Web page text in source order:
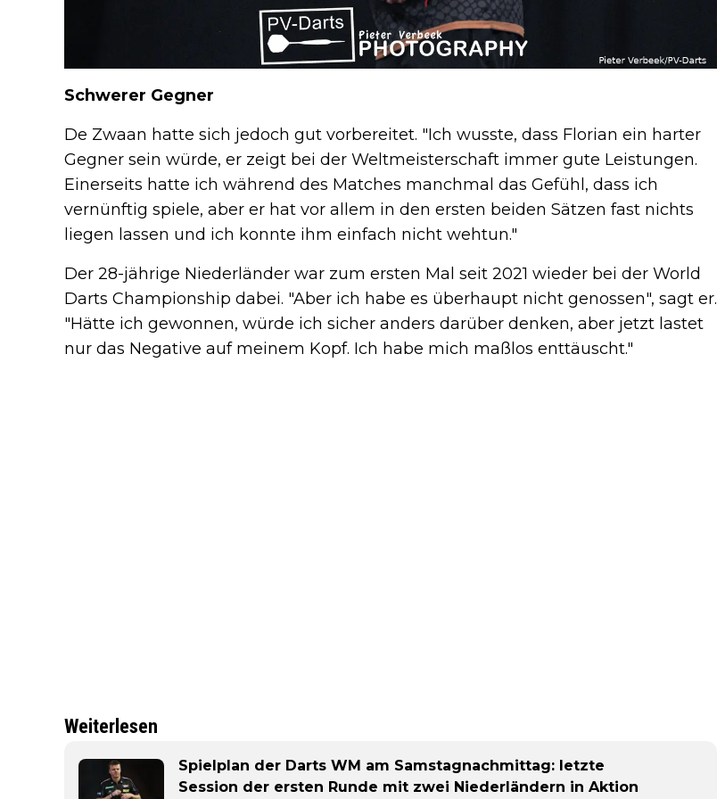
Schwerer Gegner
De Zwaan hatte sich jedoch gut vorbereitet. "Ich wusste, dass Florian ein harter
Gegner sein würde, er zeigt bei der Weltmeisterschaft immer gute Leistungen.
Einerseits hatte ich während des Matches manchmal das Gefühl, dass ich
vernünftig spiele, aber er hat vor allem in den ersten beiden Sätzen fast nichts
liegen lassen und ich konnte ihm einfach nicht wehtun."
Der 28-jährige Niederländer war zum ersten Mal seit 2021 wieder bei der World
Darts Championship dabei. "Aber ich habe es überhaupt nicht genossen", sagt er.
"Hätte ich gewonnen, würde ich sicher anders darüber denken, aber jetzt lastet
nur das Negative auf meinem Kopf. Ich habe mich maßlos enttäuscht."
Weiterlesen
Spielplan der Darts WM am Samstagnachmittag: letzte
Session der ersten Runde mit zwei Niederländern in Aktion